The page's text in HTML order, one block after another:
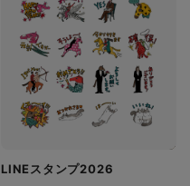
LINEスタンプ2026